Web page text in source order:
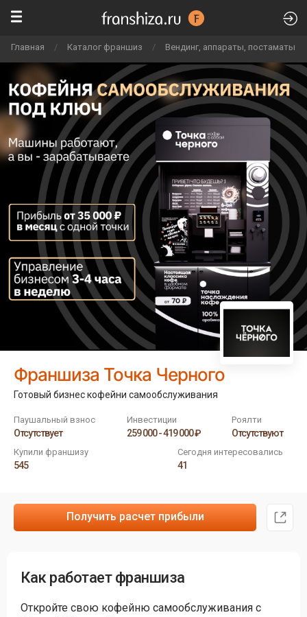
Главная / Каталог франшиз / Вендинг, аппараты, постаматы
Франшиза Точка Черного
Готовый бизнес кофейни самообслуживания
Паушальный взнос
Отсутствует
Инвестиции
259 000 - 419 000 ₽
Роялти
Отсутствуют
Купили франшизу
545
Сегодня интересовались
41
Получить расчет прибыли
Как работает франшиза
Откройте свою кофейню самообслуживания с